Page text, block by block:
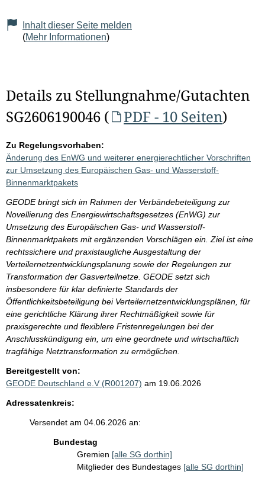
Inhalt dieser Seite melden
(Mehr Informationen)
Details zu Stellungnahme/Gutachten
SG2606190046 (
PDF - 10 Seiten)
Zu Regelungsvorhaben:
Änderung des EnWG und weiterer energierechtlicher Vorschriften
zur Umsetzung des Europäischen Gas- und Wasserstoff-
Binnenmarktpakets
GEODE bringt sich im Rahmen der Verbändebeteiligung zur
Novellierung des Energiewirtschaftsgesetzes (EnWG) zur
Umsetzung des Europäischen Gas- und Wasserstoff-
Binnenmarktpakets mit ergänzenden Vorschlägen ein. Ziel ist eine
rechtssichere und praxistaugliche Ausgestaltung der
Verteilernetzentwicklungsplanung sowie der Regelungen zur
Transformation der Gasverteilnetze. GEODE setzt sich
insbesondere für klar definierte Standards der
Öffentlichkeitsbeteiligung bei Verteilernetzentwicklungsplänen, für
eine gerichtliche Klärung ihrer Rechtmäßigkeit sowie für
praxisgerechte und flexiblere Fristenregelungen bei der
Anschlusskündigung ein, um eine geordnete und wirtschaftlich
tragfähige Netztransformation zu ermöglichen.
Bereitgestellt von:
GEODE Deutschland e.V (R001207) am 19.06.2026
Adressatenkreis:
Versendet am 04.06.2026 an:
Bundestag
Gremien [alle SG dorthin]
Mitglieder des Bundestages [alle SG dorthin]